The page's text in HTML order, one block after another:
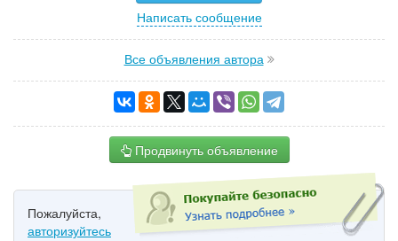
Написать сообщение
Все объявления автора
Продвинуть объявление
Пожалуйста,
авторизуйтесь